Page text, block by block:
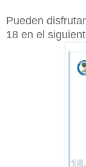
Pueden
18 en el